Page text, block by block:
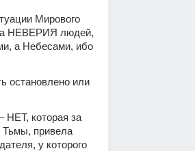
Мирового
за НЕВЕРИЯ людей,
а Небесами, ибо
остановлено или
НЕТ, которая за
привела
у которого